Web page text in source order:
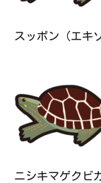
スッポン（エキ
ニシキマゲクビ